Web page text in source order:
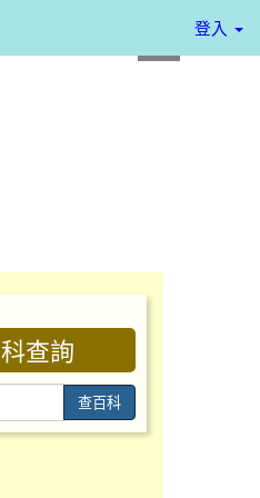
登入
查詢
查百科